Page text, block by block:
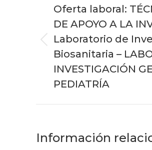
entre
publicaciones
Publicación
anterior:
Oferta laboral:
DE APOYO A LA
Laboratorio de
Biosanitaria –
INVESTIGACIÓN
PEDIATRÍA
Información